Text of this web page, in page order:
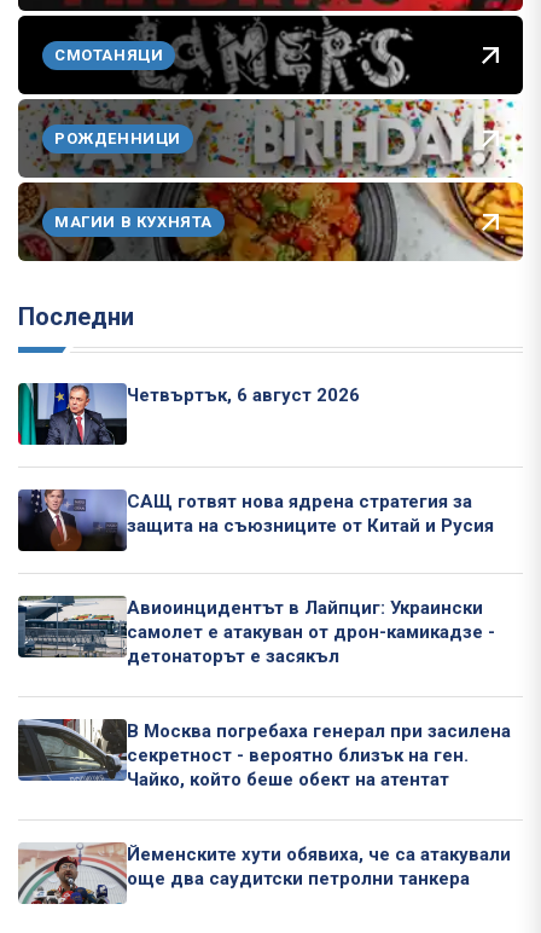
СМОТАНЯЦИ
РОЖДЕННИЦИ
МАГИИ В КУХНЯТА
Последни
Четвъртък, 6 август 2026
САЩ готвят нова ядрена стратегия за
защита на съюзниците от Китай и Русия
Авиоинцидентът в Лайпциг: Украински
самолет е атакуван от дрон-камикадзе -
детонаторът е засякъл
В Москва погребаха генерал при засилена
секретност - вероятно близък на ген.
Чайко, който беше обект на атентат
Йеменските хути обявиха, че са атакували
още два саудитски петролни танкера